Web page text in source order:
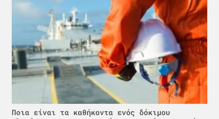
Ποια είναι τα καθήκοντα ενός δόκιμου